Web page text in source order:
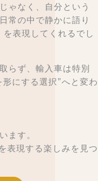
ゃなく、自分という
常の中で静かに語り
表現してくれるでし
らず、輸入車は特別
にする選択”へと変わ
ます。
表現する楽しみを見つ